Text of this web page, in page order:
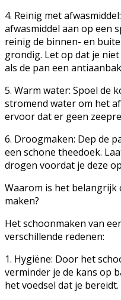
4. Reinig met
afwasmiddel aan op een
reinig de binnen- en
grondig. Let op dat je
als de pan een
5. Warm water: Spoel de
stromend water om het
ervoor dat er geen
6. Droogmaken: Dep de
een schone theedoek.
drogen voordat je deze
Waarom is het belangrijk
maken?
Het schoonmaken van
verschillende redenen:
1. Hygiëne: Door het
verminder je de kans op
het voedsel dat je bereidt.